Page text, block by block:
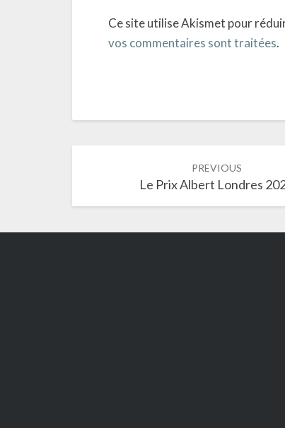
Ce site utilise Akismet pour
vos commentaires sont traitées.
navigation
PREVIOUS
Le Prix Albert Londres